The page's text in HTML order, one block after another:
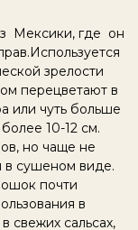
Мексики, где он
зрелости
перецветают в
или чуть больше
10-12 см.
но чаще не
в сушеном виде.
почти
в
свежих сальсах,